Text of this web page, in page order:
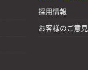
採用情報
お客様のご意見